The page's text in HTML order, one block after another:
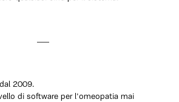
2009.
di software per l'omeopatia mai